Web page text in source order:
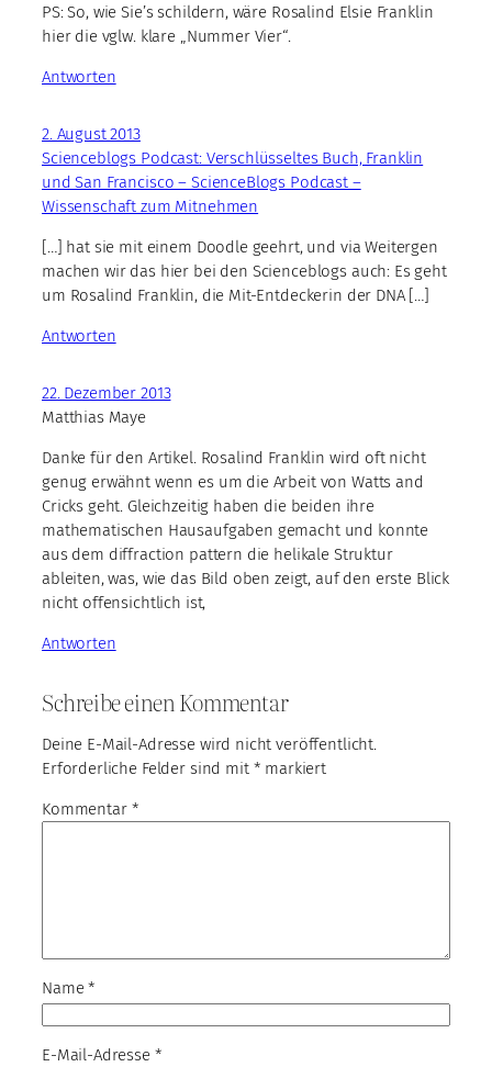
PS: So, wie Sie’s schildern, wäre Rosalind Elsie Franklin
hier die vglw. klare „Nummer Vier“.
Antworten
2. August 2013
Scienceblogs Podcast: Verschlüsseltes Buch, Franklin
und San Francisco – ScienceBlogs Podcast –
Wissenschaft zum Mitnehmen
[…] hat sie mit einem Doodle geehrt, und via Weitergen
machen wir das hier bei den Scienceblogs auch: Es geht
um Rosalind Franklin, die Mit-Entdeckerin der DNA […]
Antworten
22. Dezember 2013
Matthias Maye
Danke für den Artikel. Rosalind Franklin wird oft nicht
genug erwähnt wenn es um die Arbeit von Watts and
Cricks geht. Gleichzeitig haben die beiden ihre
mathematischen Hausaufgaben gemacht und konnte
aus dem diffraction pattern die helikale Struktur
ableiten, was, wie das Bild oben zeigt, auf den erste Blick
nicht offensichtlich ist,
Antworten
Schreibe einen Kommentar
Deine E-Mail-Adresse wird nicht veröffentlicht.
Erforderliche Felder sind mit * markiert
Kommentar *
Name*
E-Mail-Adresse *